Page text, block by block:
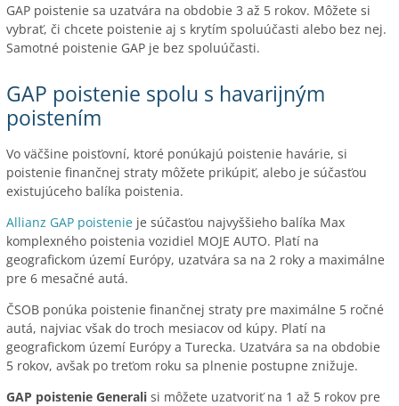
GAP poistenie sa uzatvára na obdobie 3 až 5 rokov. Môžete si
vybrať, či chcete poistenie aj s krytím spoluúčasti alebo bez nej.
Samotné poistenie GAP je bez spoluúčasti.
GAP poistenie spolu s havarijným
poistením
Vo väčšine poisťovní, ktoré ponúkajú poistenie havárie, si
poistenie finančnej straty môžete prikúpiť, alebo je súčasťou
existujúceho balíka poistenia.
Allianz GAP poistenie je súčasťou najvyššieho balíka Max
komplexného poistenia vozidiel MOJE AUTO. Platí na
geografickom území Európy, uzatvára sa na 2 roky a maximálne
pre 6 mesačné autá.
ČSOB ponúka poistenie finančnej straty pre maximálne 5 ročné
autá, najviac však do troch mesiacov od kúpy. Platí na
geografickom území Európy a Turecka. Uzatvára sa na obdobie
5 rokov, avšak po treťom roku sa plnenie postupne znižuje.
GAP poistenie Generali si môžete uzatvoriť na 1 až 5 rokov pre